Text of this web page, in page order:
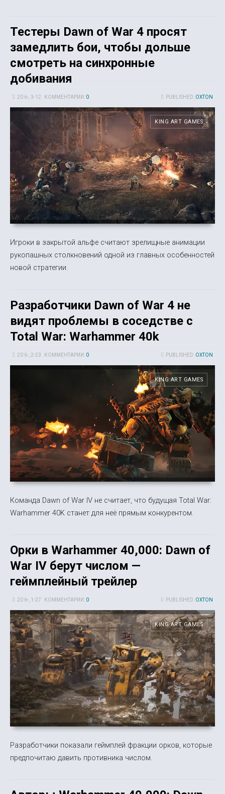
Тестеры Dawn of War 4 просят
замедлить бои, чтобы дольше
смотреть на синхронные
добивания
PUBLISHED: OXTON
20 6-, 3-12 КОММЕНТАРИИ: 0
KING ART GAMES
Игроки в закрытой альфе считают зрелищные анимации
рукопашных столкновений одной из главных особенностей
новой стратегии.
Разработчики Dawn of War 4 не
видят проблемы в соседстве с
Total War: Warhammer 40k
PUBLISHED: OXTON
20 6-, 2-23 КОММЕНТАРИИ: 0
KING ART GAMES
Команда Dawn of War IV не считает, что будущая Total War:
Warhammer 40K станет для неё прямым конкурентом.
Орки в Warhammer 40,000: Dawn of
War IV берут числом —
геймплейный трейлер
PUBLISHED: OXTON
20 6-, 1-27 КОММЕНТАРИИ: 0
KING ART GAMES
Разработчики показали геймплей фракции орков, которые
предпочитаю давить противника числом.